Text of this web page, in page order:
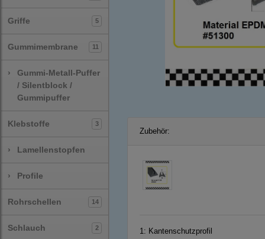
Griffe 5
Gummimembrane 11
›
Gummi-Metall-Puffer
/ Silentblock /
Gummipuffer
Klebstoffe 3
› Lamellenstopfen
› Profile
Rohrschellen 14
Schlauch 2
Zubehör:
1: Kantenschutzprofil